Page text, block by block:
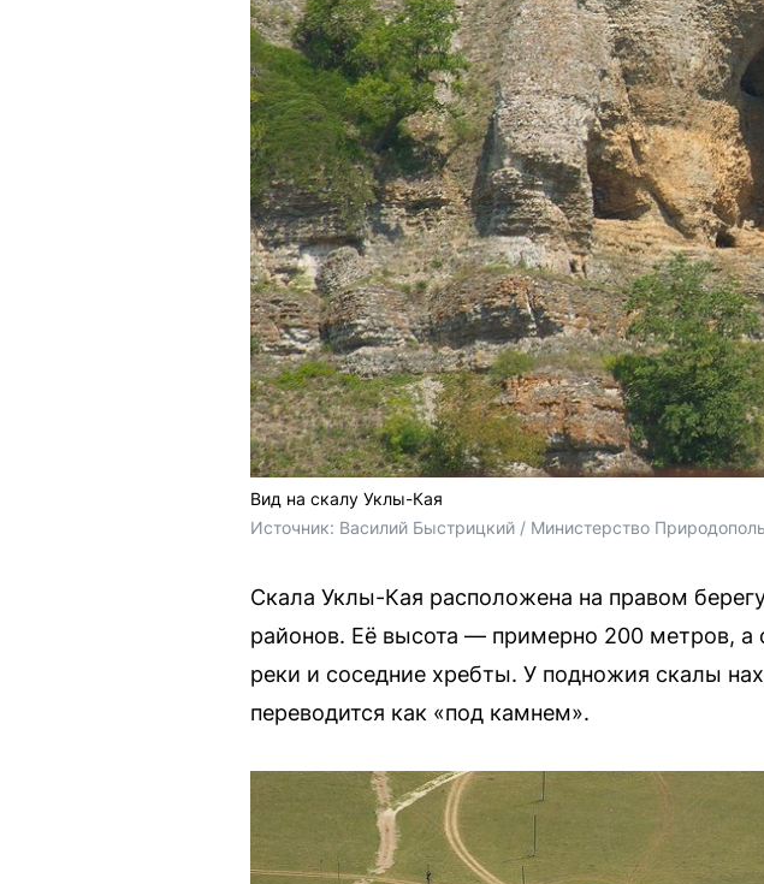
Вид на скалу Уклы-Кая
Источник: Василий Быстрицкий / Министерство
Скала Уклы-Кая расположена на правом
районов. Её высота — примерно 200 метров,
реки и соседние хребты. У подножия скалы
переводится как «под камнем».